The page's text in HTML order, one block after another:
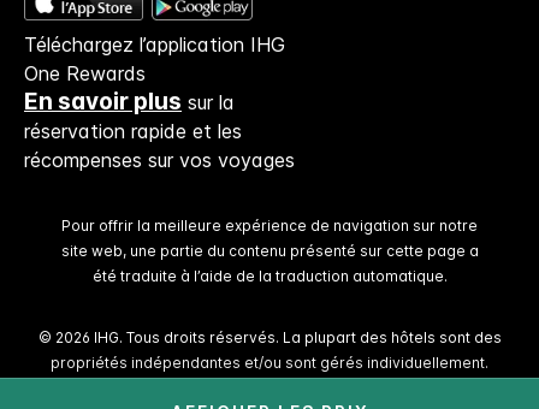
Téléchargez l’application IHG
One Rewards
En savoir plus sur la
réservation rapide et les
récompenses sur vos voyages
nous nous efforçons de la protéger. Tous les
renseignements personnels que vous donnez
sont cryptés et sécurisés.
Pour offrir la meilleure expérience de navigation sur notre
site web, une partie du contenu présenté sur cette page a
été traduite à l’aide de la traduction automatique.
© 2026 IHG. Tous droits réservés. La plupart des hôtels sont des
propriétés indépendantes et/ou sont gérés individuellement.